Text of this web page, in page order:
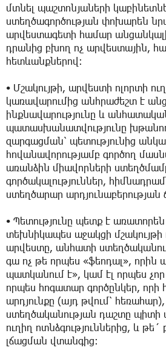
մտնել պաշտոնյաների
ստեղծագործության փոխարեն
արվեստագետի համար անցանկալի
դրանից բխող ոչ արվեստային,
հետևանքներով։
• Մշակույթի, արվեստի ոլորտի
կառավարումից անհրաժեշտ է
ինքնավարությունը և
պատասխանատվությունը
զարգացման՝ պետությունից
հովանավորությամբ գործող
առանձին միավորների
գործակալություններ,
ստեղծարար արդյունաբերության
• Պետությունը պետք է
տեխնիկապես աջակցի մշակույթի
արվեստը, անհատի
գա ոչ թե որպես «ֆեոդալ», որին
պատկանում է», կամ էլ որպես չոր
որպես հոգատար գործընկեր, որի
արդյունքը (այդ թվում՝
ստեղծականության դաշտը
ուղիղ ոտնձգություններից, և
լճացման վտանգից։